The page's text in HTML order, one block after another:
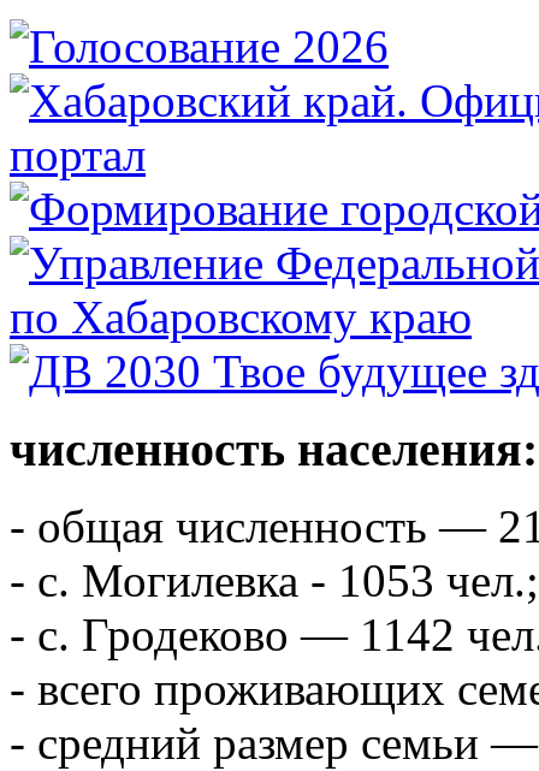
численность населения:
- общая численность —
- с. Могилевка - 1053 чел.;
- с. Гродеково — 1142
- всего проживающих
- средний размер семьи